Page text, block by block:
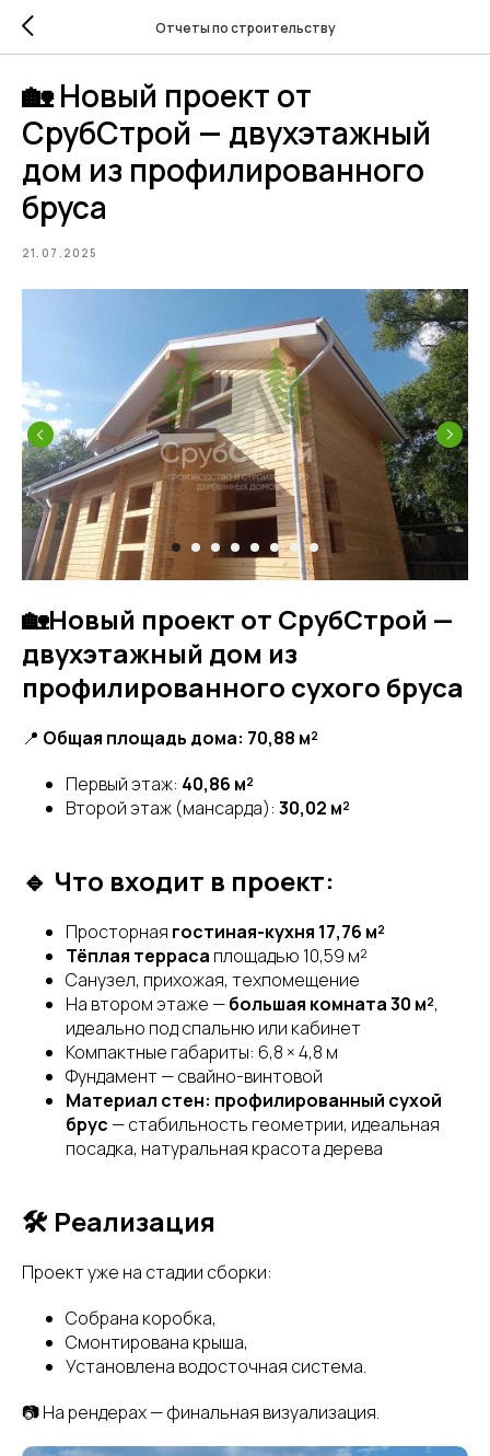
Отчеты по строительству
🏡 Новый проект от
СрубСтрой — двухэтажный
дом из профилированного
бруса
21.07.2025
🏡Новый проект от СрубСтрой —
двухэтажный дом из
профилированного сухого бруса
📍 Общая площадь дома: 70,88 м²
Первый этаж: 40,86 м²
Второй этаж (мансарда): 30,02 м²
🔹 Что входит в проект:
Просторная гостиная-кухня 17,76 м²
Тёплая терраса площадью 10,59 м²
Санузел, прихожая, техпомещение
На втором этаже —большая комната 30 м²,
идеально под спальню или кабинет
Компактные габариты: 6,8 × 4,8 м
Фундамент — свайно-винтовой
Материал стен: профилированный сухой
брус — стабильность геометрии, идеальная
посадка, натуральная красота дерева
🛠 Реализация
Проект уже на стадии сборки:
Собрана коробка,
Смонтирована крыша,
Установлена водосточная система.
📷 На рендерах — финальная визуализация.